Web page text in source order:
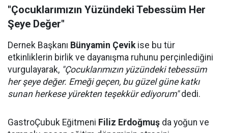
"Çocuklarımızın Yüzündeki Tebessüm Her
Şeye Değer"
Dernek Başkanı Bünyamin Çevikise bu tür
etkinliklerin birlik ve dayanışma ruhunu perçinlediğini
vurgulayarak, "Çocuklarımızın yüzündeki tebessüm
her şeye değer. Emeği geçen, bu güzel güne katkı
sunan herkese yürekten teşekkür ediyorum"dedi.
GastroÇubuk Eğitmeni Filiz Erdoğmuş da yoğun ve